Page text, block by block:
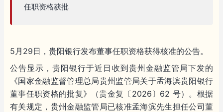
任职资格获批
5月29日，贵阳银行发布董事任职资格获得核准的公告。
公告显示，贵阳银行于近日收到贵州金融监管局下发的
《国家金融监督管理总局贵州监管局关于孟海滨贵阳银行
董事任职资格的批复》（贵金复〔2026〕62 号）。根据
有关规定，贵州金融监管局已核准孟海滨先生担任公司董